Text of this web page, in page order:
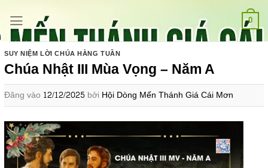
qua
nội
dung
0
SUY NIỆM LỜI CHÚA HÀNG TUẦN
Chúa Nhật III Mùa Vọng – Năm A
Đăng vào 12/12/2025 bởi Hội Dòng Mến Thánh Giá Cái Mơn